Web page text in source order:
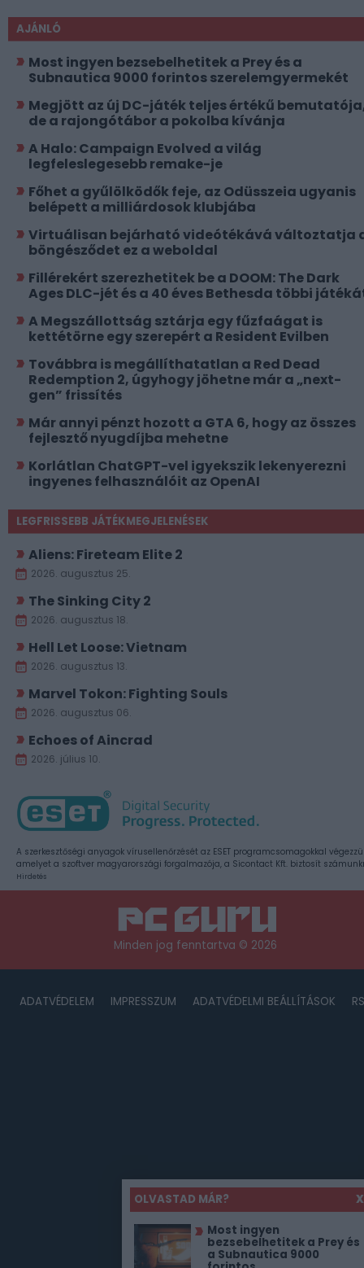
OLVASTAD MÁR?
X
Most ingyen
bezsebelhetitek a Prey és
a Subnautica 9000
AJÁNLÓ
Most ingyen bezsebelhetitek a Prey és a
Subnautica 9000 forintos szerelemgyermekét
Megjött az új DC-játék teljes értékű
de a rajongótábor a pokolba kívánja
A Halo: Campaign Evolved a világ
legfeleslegesebb remake-je
Főhet a gyűlölködők feje, az Odüsszeia ugyanis
belépett a milliárdosok klubjába
Virtuálisan bejárható videótékává változtatja
böngésződet ez a weboldal
Fillérekért szerezhetitek be a DOOM: The Dark
Ages DLC-jét és a 40 éves Bethesda többi
A Megszállottság sztárja egy fűzfaágat is
kettétörne egy szerepért a Resident Evilben
Továbbra is megállíthatatlan a Red Dead
Redemption 2, úgyhogy jöhetne már a „next-
gen” frissítés
Már annyi pénzt hozott a GTA 6, hogy az összes
fejlesztő nyugdíjba mehetne
Korlátlan ChatGPT-vel igyekszik lekenyerezni
ingyenes felhasználóit az OpenAI
LEGFRISSEBB JÁTÉKMEGJELENÉSEK
Aliens: Fireteam Elite 2
2026. augusztus 25.
The Sinking City 2
2026. augusztus 18.
Hell Let Loose: Vietnam
2026. augusztus 13.
Marvel Tokon: Fighting Souls
2026. augusztus 06.
Echoes of Aincrad
2026. július 10.
A szerkesztőségi anyagok vírusellenőrzését az ESET programcsomagokkal
amelyet a szoftver magyarországi forgalmazója, a Sicontact Kft. biztosít
Hirdetés
Minden jog fenntartva © 2026
ADATVÉDELEM IMPRESSZUM ADATVÉDELMI BEÁLLÍTÁSOK